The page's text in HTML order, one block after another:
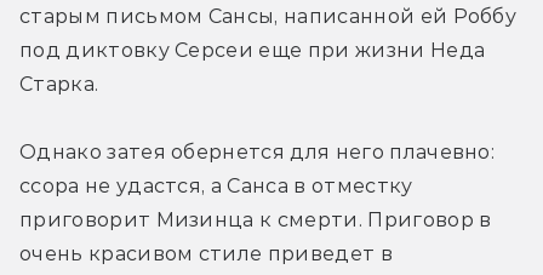
старым письмом Сансы, написанной ей Роббу
под диктовку Серсеи еще при жизни Неда
Старка.
Однако затея обернется для него плачевно:
ссора не удастся, а Санса в отместку
приговорит Мизинца к смерти. Приговор в
очень красивом стиле приведет в